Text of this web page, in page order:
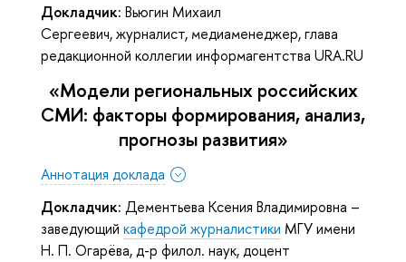
Докладчик: Вьюгин Михаил
Сергеевич, журналист, медиаменеджер, глава
редакционной коллегии информагентства URA.RU
«Модели региональных российских
СМИ: факторы формирования, анализ,
прогнозы развития»
Аннотация доклада
Докладчик: Дементьева Ксения Владимировна –
заведующий кафедрой журналистики МГУ имени
Н. П. Огарёва, д-р филол. наук, доцент